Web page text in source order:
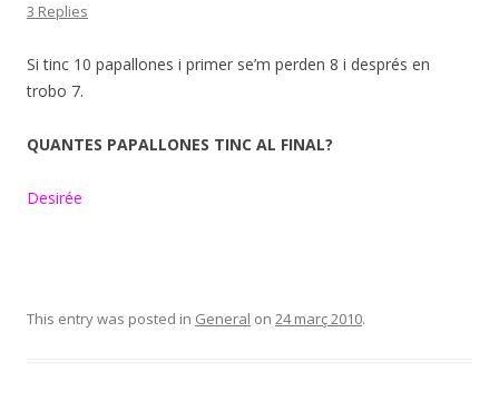
3 Replies
Si tinc 10 papallones i primer se’m perden 8 i després en
trobo 7.
QUANTES PAPALLONES TINC AL FINAL?
Desirée
This entry was posted in General on 24 març 2010.